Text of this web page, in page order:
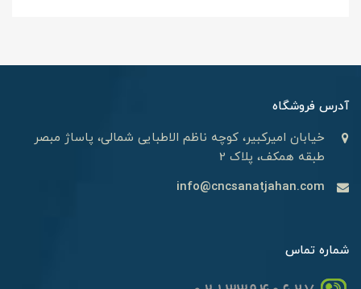
آدرس فروشگاه
خیابان امیرکبیر، کوچه ناظم الاطبایی شمالی، پاساژ مبصر
طبقه همکف، پلاک 2
info@cncsanatjahan.com
شماره تماس